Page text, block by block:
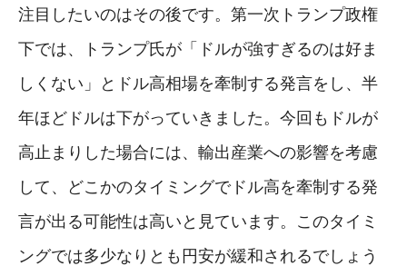
注目したいのはその後です。第一次トランプ政権
下では、トランプ氏が「ドルが強すぎるのは好ま
しくない」とドル高相場を牽制する発言をし、半
年ほどドルは下がっていきました。今回もドルが
高止まりした場合には、輸出産業への影響を考慮
して、どこかのタイミングでドル高を牽制する発
言が出る可能性は高いと見ています。このタイミ
ングでは多少なりとも円安が緩和されるでしょう